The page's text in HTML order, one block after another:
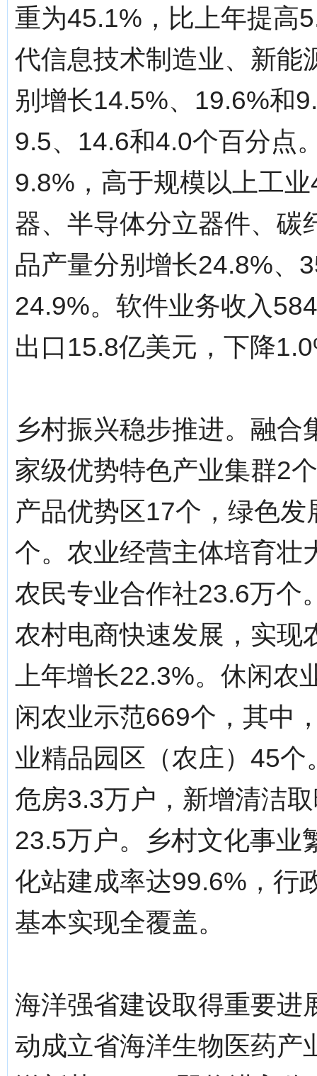
重为45.1%，比上年提高
代信息技术制造业、新能
别增长14.5%、19.6%和
9.5、14.6和4.0个百分点
9.8%，高于规模以上工
器、半导体分立器件、碳
品产量分别增长24.8%、
24.9%。软件业务收入
出口15.8亿美元，下降
乡村振兴稳步推进。融
家级优势特色产业集群2
产品优势区17个，绿色
个。农业经营主体培育壮
农民专业合作社23.6万个
农村电商快速发展，实现
上年增长22.3%。休闲
闲农业示范669个，其中
业精品园区（农庄）45
危房3.3万户，新增清洁
23.5万户。乡村文化事业
化站建成率达99.6%，行
基本实现全覆盖。
海洋强省建设取得重要进
动成立省海洋生物医药产